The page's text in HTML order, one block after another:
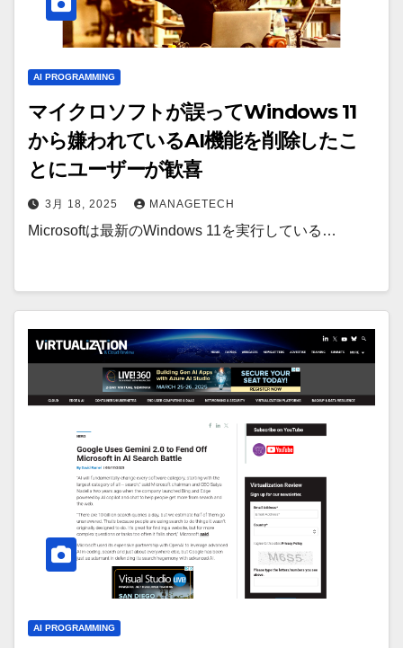
AI PROGRAMMING
マイクロソフトが誤ってWindows 11
から嫌われているAI機能を削除したこ
とにユーザーが歓喜
3月 18, 2025 MANAGETECH
Microsoftは最新のWindows 11を実行している…
AI PROGRAMMING